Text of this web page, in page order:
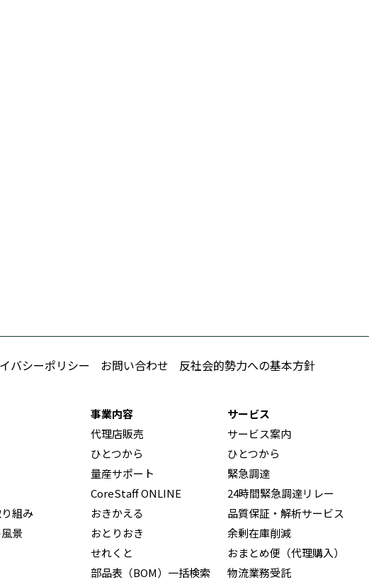
バシーポリシー お問い合わせ 反社会的勢力への基本方針
組み
景
事業内容
代理店販売
ひとつから
量産サポート
CoreStaff ONLINE
おきかえる
おとりおき
せれくと
部品表（BOM）一括検索
サービス
サービス案内
ひとつから
緊急調達
24時間緊急調達リレー
品質保証・解析サービス
余剰在庫削減
おまとめ便（代理購入）
物流業務受託